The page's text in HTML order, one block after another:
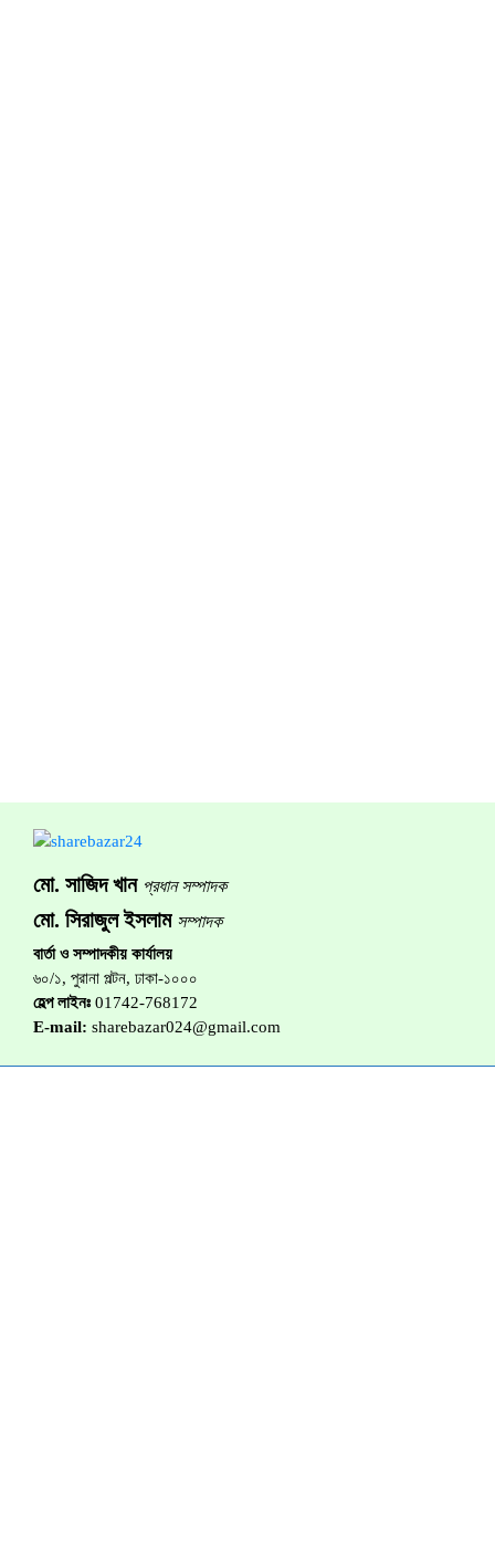
মো. সাজিদ খান প্রধান সম্পাদক
মো. সিরাজুল ইসলাম সম্পাদক
বার্তা ও সম্পাদকীয় কার্যালয়
৬০/১, পুরানা পল্টন, ঢাকা-১০০০
হেল্প লাইনঃ 01742-768172
E-mail: sharebazar024@gmail.com